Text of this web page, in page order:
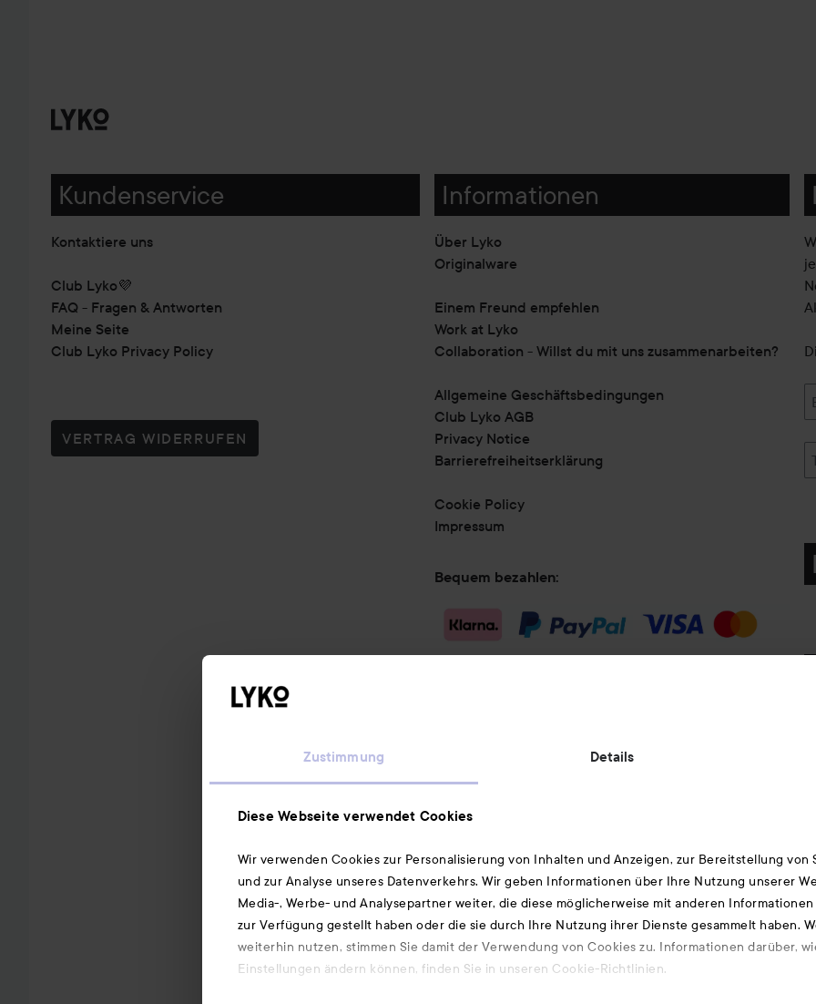
Zustimmung Details
Diese Webseite verwendet Cookies
Wir verwenden Cookies zur Personalisierung von Inhalten und Anzeigen, zur Bereitstellung von
und zur Analyse unseres Datenverkehrs. Wir geben Informationen über Ihre Nutzung unserer
Media-, Werbe- und Analysepartner weiter, die diese möglicherweise mit anderen
zur Verfügung gestellt haben oder die sie durch Ihre Nutzung ihrer Dienste gesammelt haben.
weiterhin nutzen, stimmen Sie damit der Verwendung von Cookies zu. Informationen darüber,
Einstellungen ändern können, finden Sie in unseren Cookie-Richtlinien.
Kundenservice
Kontaktiere uns
Club Lyko💜
FAQ - Fragen & Antworten
Meine Seite
Club Lyko Privacy Policy
VERTRAG WIDERRUFEN
Informationen
Über Lyko
Originalware
Einem Freund empfehlen
Work at Lyko
Collaboration - Willst du mit uns zusammenarbeiten?
Allgemeine Geschäftsbedingungen
Club Lyko AGB
Privacy Notice
Barrierefreiheitserklärung
Cookie Policy
Impressum
Bequem bezahlen:
Ebenfalls interessant
Düfte